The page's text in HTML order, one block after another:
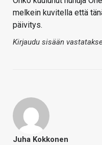
melkein kuvitella että
päivitys.
Kirjaudu sisään
Juha Kokkonen